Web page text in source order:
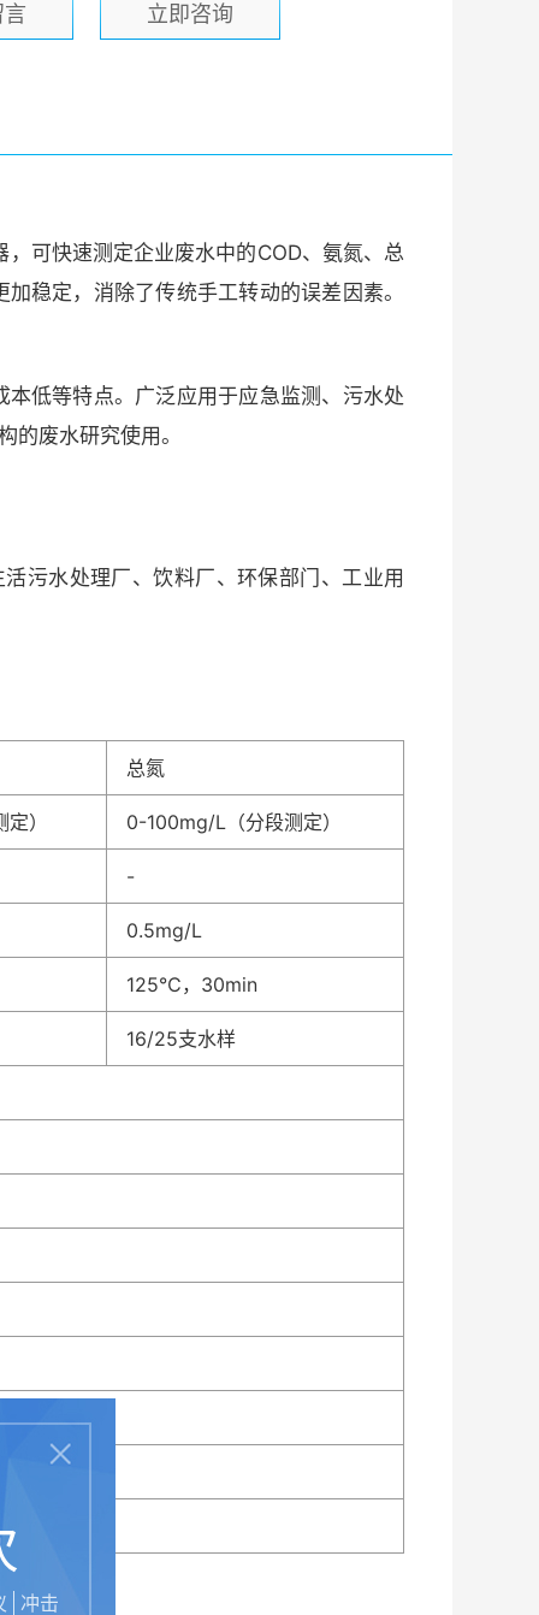
立即咨询
可快速测定企业废水中的COD、氨氮、总
稳定，消除了传统手工转动的误差因素。
低等特点。广泛应用于应急监测、污水处
的废水研究使用。
污水处理厂、饮料厂、环保部门、工业用
总氮
） 0-100mg/L（分段测定）
-
0.5mg/L
125℃，30min
16/25支水样
冲击